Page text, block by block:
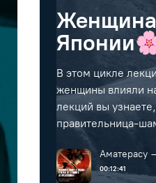
Женщина
В этом цикле
женщины влияли
лекций вы
правительница-
объединении
избранности
императрицей-
Аматерасу
00:12:41